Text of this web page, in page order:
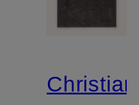
Christian